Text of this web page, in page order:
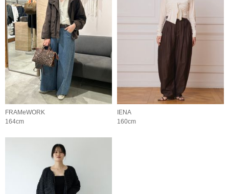
FRAMeWORK
164cm
IENA
160cm